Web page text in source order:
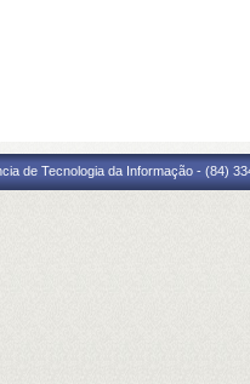
de Tecnologia da Informação - (84)